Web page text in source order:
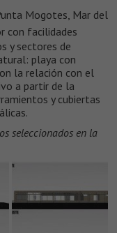
Mogotes, Mar del
con facilidades
y sectores de
playa con
la relación con el
a partir de la
y cubiertas
seleccionados en la